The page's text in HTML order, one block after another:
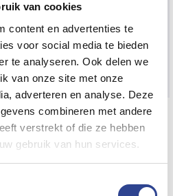
van cookies
content en advertenties te
voor social media te bieden
te analyseren. Ook delen we
van onze site met onze
adverteren en analyse. Deze
combineren met andere
verstrekt of die ze hebben
gebruik van hun services.
Cyan (C)
deEpson ColorWorksTM-